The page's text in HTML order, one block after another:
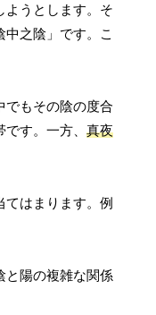
ようとします。そ
之陰」です。こ
でもその陰の度合
す。一方、 真夜
はまります。例
と陽の複雑な関係